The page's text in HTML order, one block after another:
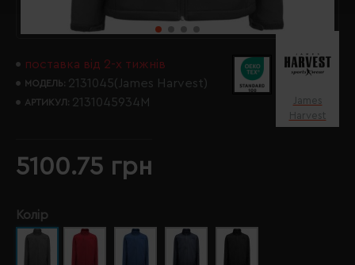
поставка від 2-х тижнів
МОДЕЛЬ: 2131045(James Harvest)
АРТИКУЛ: 2131045934M
James
Harvest
5100.75 грн
Колір